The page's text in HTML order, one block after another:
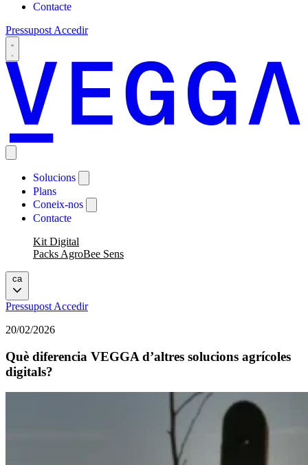
Contacte
PressupostAccedir
Solucions
Plans
Coneix-nos
Contacte
Kit Digital
Packs AgroBee Sens
ca
Pressupost Accedir
20/02/2026
Què diferencia VEGGA d’altres solucions agrícoles
digitals?